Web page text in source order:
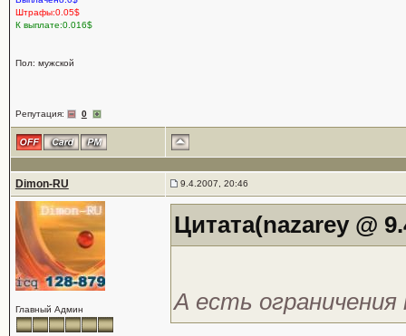
Штрафы:0.05$
К выплате:0.016$
Пол: мужской
Репутация: 0
Dimon-RU 9.4.2007, 20:46
Главный Админ
Цитата(nazarey @
А есть